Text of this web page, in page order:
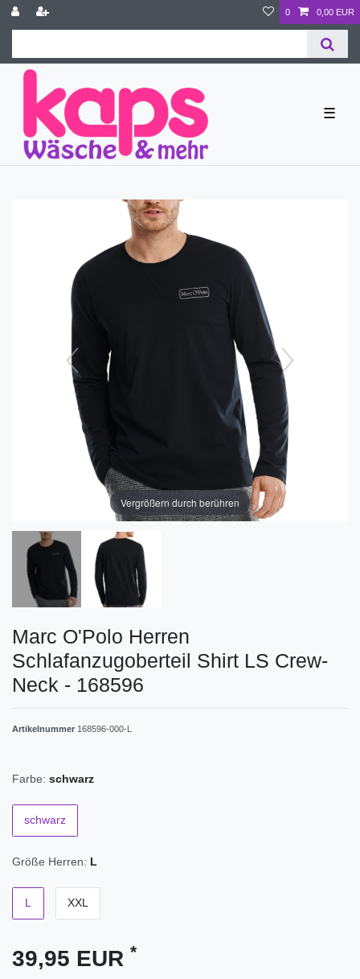
0 0,00 EUR
☰
Vergrößern durch berühren
Marc O'Polo Herren
Schlafanzugoberteil Shirt LS Crew-
Neck - 168596
Artikelnummer 168596-000-L
Farbe: schwarz
schwarz
Größe Herren: L
L XXL
39,95 EUR *